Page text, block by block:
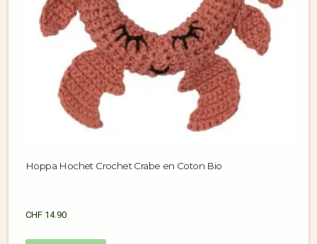
Hoppa Hochet Crochet Crabe en Coton Bio
CHF 14.90